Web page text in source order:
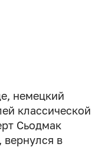
немецкий
классической
Сьодмак
в